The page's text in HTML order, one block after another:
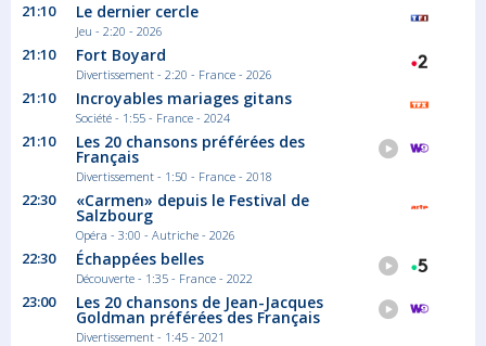
21:10 Le dernier cercle
Jeu - 2:20 - 2026
21:10 Fort Boyard
Divertissement - 2:20 - France - 2026
21:10 Incroyables mariages gitans
Société - 1:55 - France - 2024
21:10 Les 20 chansons préférées des
Français
Divertissement - 1:50 - France - 2018
22:30 «Carmen» depuis le Festival de
Salzbourg
Opéra - 3:00 - Autriche - 2026
22:30 Échappées belles
Découverte - 1:35 - France - 2022
23:00 Les 20 chansons de Jean-Jacques
Goldman préférées des Français
Divertissement - 1:45 - 2021